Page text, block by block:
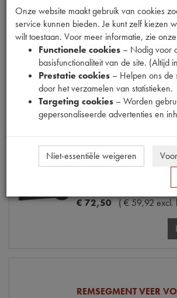
Tecdoc brandnummer
OE Citroën
1821-T
Codes
1821-T
Maten
Gerelateerde producten
BUITEN MOER
€72,50 (€59,92excl.
REMSEGMENT VEER
Onze website maakt gebruik van cookies
service kunnen bieden. Je kunt zelf kiezen
wilt toestaan. Voor meer informatie, zie
Functionele cookies – Nodig voor
basisfunctionaliteit van de site. (Altijd
Prestatie cookies – Helpen ons de
door het verzamelen van statistieken.
Targeting cookies – Worden
gepersonaliseerde advertenties en
Niet-essentiële weigeren